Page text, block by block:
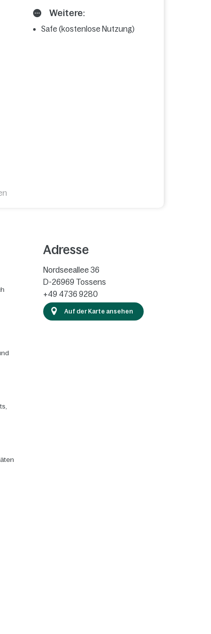
Weitere:
Safe (kostenlose Nutzung)
Adresse
Nordseeallee 36
D-26969 Tossens
+49 4736 9280
Auf der Karte ansehen